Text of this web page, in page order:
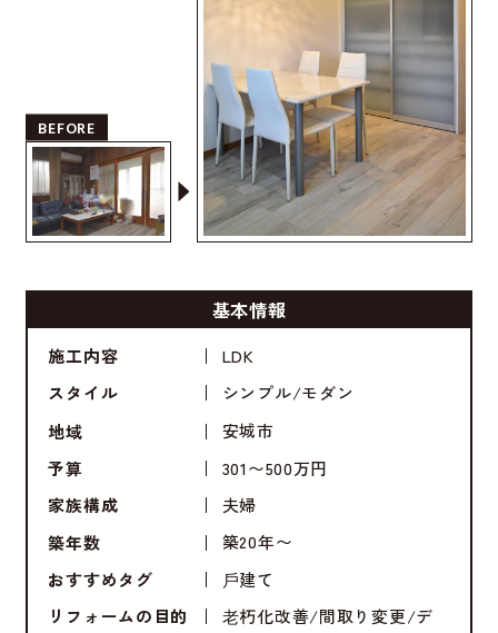
BEFORE
基本情報
施工内容
LDK
スタイル
シンプル モダン
地域
安城市
予算
301〜500万円
家族構成
夫婦
築年数
築20年〜
おすすめタグ
⼾建て
リフォームの目的
⽼朽化改善 間取り変更 デ